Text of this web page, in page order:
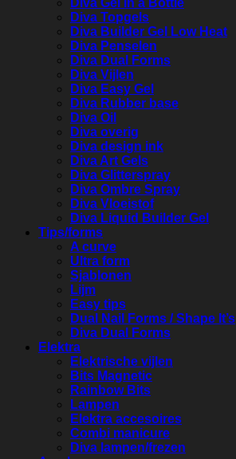
Diva Gel in a Bottle
Diva Topgels
Diva Builder Gel Low Heat
Diva Penselen
Diva Dual Forms
Diva Vijlen
Diva Easy Gel
Diva Rubber base
Diva Oil
Diva overig
Diva design ink
Diva Art Gels
Diva Glitterspray
Diva Ombre Spray
Diva Vloeistof
Diva Liquid Builder Gel
Tips/forms
A curve
Ultra form
Sjablonen
Lijm
Easy tips
Dual Nail Forms / Shape It’s
Diva Dual Forms
Elektra
Elektrische vijlen
Bits Magnetic
Rainbow Bits
Lampen
Elektra accesoires
Combi manicure
Diva lampen/frezen